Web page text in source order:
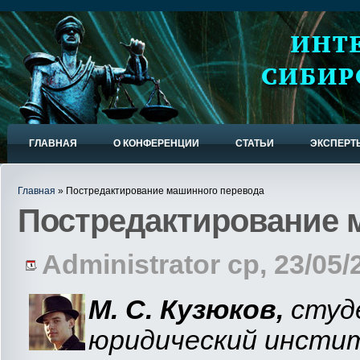
ГЛАВНАЯ О КОНФЕРЕНЦИИ СТАТЬИ
Главная » Постредактирование машинного перевода
Постредактирование
Administrator ср, 23/05/
М. С. Кузюков,
юридический